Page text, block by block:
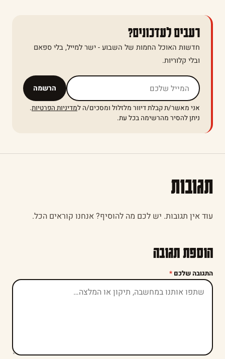
רעבים לעדכונים?
חדשות האוכל החמות של השבוע - ישר למייל, בלי ספאם
ובלי קלוריות.
הרשמה אל תמלאו שדה זה
אני מאשר/ת קבלת דיוור מלזלול ומסכים/ה למדיניות הפרטיות.
ניתן להסיר מהרשימה בכל עת.
תגובות
עוד אין תגובות. יש לכם מה להוסיף? אנחנו קוראים הכל.
הוספת תגובה
התגובה שלכם *